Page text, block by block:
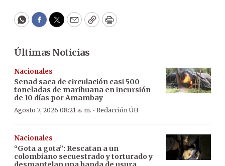
WhatsApp
Facebook
Twitter
EmailCopyPrint
Últimas Noticias
Nacionales
Senad saca de circulación casi 500
toneladas de marihuana en incursión
de 10 días por Amambay
Agosto 7, 2026 08:21 a. m. · Redacción ÚH
Nacionales
“Gota a gota”: Rescatan a un
colombiano secuestrado y torturado y